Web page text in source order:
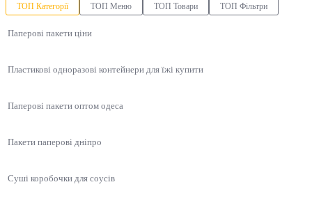
ТОП Категорії ТОП Меню ТОП Товари ТОП Фільтри
Паперові пакети ціни
Пластикові одноразові контейнери для їжі купити
Паперові пакети оптом одеса
Пакети паперові дніпро
Суші коробочки для соусів